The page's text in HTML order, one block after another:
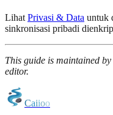
Lihat Privasi & Data untuk
sinkronisasi pribadi
This guide is maintained
editor.
Caiioo